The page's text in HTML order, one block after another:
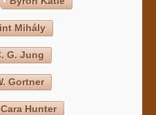
Mihály
G. Jung
Gortner
Cara Hunter